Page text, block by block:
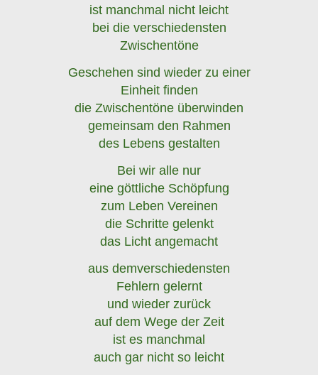
ist manchmal nicht leicht
bei die verschiedensten
Zwischentöne
Geschehen sind wieder zu einer
Einheit finden
die Zwischentöne überwinden
gemeinsam den Rahmen
des Lebens gestalten
Bei wir alle nur
eine göttliche Schöpfung
zum Leben Vereinen
die Schritte gelenkt
das Licht angemacht
aus demverschiedensten
Fehlern gelernt
und wieder zurück
auf dem Wege der Zeit
ist es manchmal
auch gar nicht so leicht